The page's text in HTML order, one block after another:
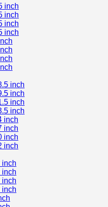
inch
inch
inch
inch
inch
inch
inch
inch
inch
inch
inch
inch
inch
inch
inch
inch